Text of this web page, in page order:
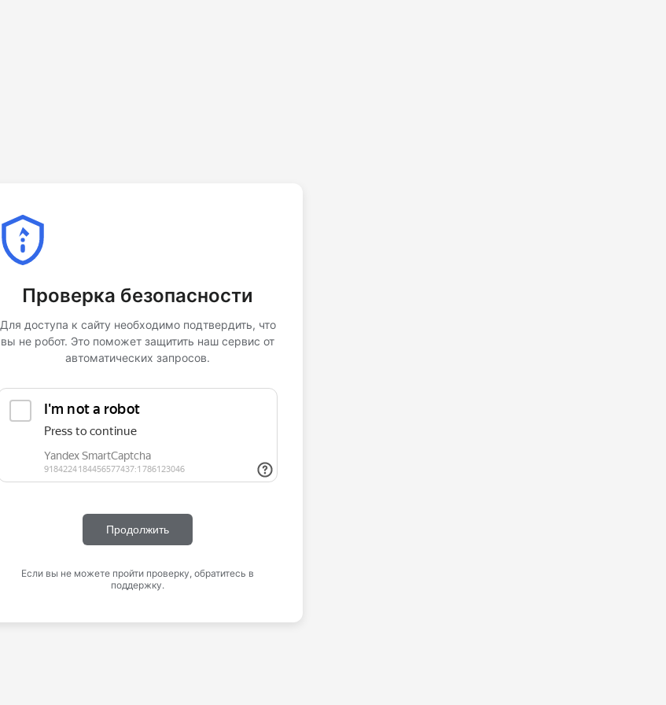
Проверка безопасности
Для доступа к сайту необходимо подтвердить, что
вы не робот. Это поможет защитить наш сервис от
автоматических запросов.
Продолжить
Если вы не можете пройти проверку, обратитесь в
поддержку.